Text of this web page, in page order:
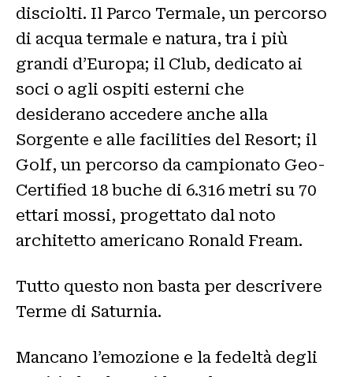
disciolti. Il Parco Termale, un percorso
di acqua termale e natura, tra i più
grandi d’Europa; il Club, dedicato ai
soci o agli ospiti esterni che
desiderano accedere anche alla
Sorgente e alle facilities del Resort; il
Golf, un percorso da campionato Geo-
Certified 18 buche di 6.316 metri su 70
ettari mossi, progettato dal noto
architetto americano Ronald Fream.
Tutto questo non basta per descrivere
Terme di Saturnia.
Mancano l’emozione e la fedeltà degli